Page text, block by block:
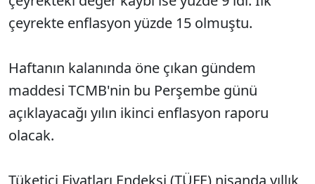
çeyrekte enflasyon yüzde 15 olmuştu.
Haftanın kalanında öne çıkan gündem
maddesi TCMB'nin bu Perşembe günü
açıklayacağı yılın ikinci enflasyon raporu
olacak.